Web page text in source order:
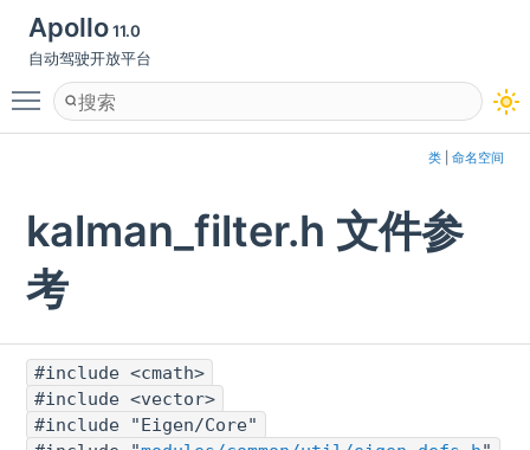
Apollo11.0
自动驾驶开放平台
Toggle main menu visibility
类| 命名空间
kalman_filter.h 文件参
考
#include <cmath>
#include <vector>
#include "Eigen/Core"